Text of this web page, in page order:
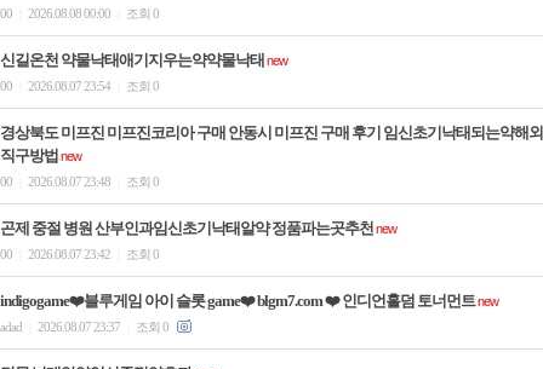
00
2026.08.08 00:00 조회 0
신길온천 약물낙태애기지우는약약물낙태 new
00
2026.08.07 23:54 조회 0
경상북도 미프진 미프진코리아 구매 안동시 미프진 구매 후기 임신초기낙태되는약해외
직구방법 new
00
2026.08.07 23:48 조회 0
곤제 중절 병원 산부인과임신초기낙태알약 정품파는곳추천new
00
2026.08.07 23:42 조회 0
indigogame❤️블루게임 아이 슬롯 game❤️ blgm7.com ❤️ 인디언홀덤 토너먼트new
adad
2026.08.07 23:37 조회 0